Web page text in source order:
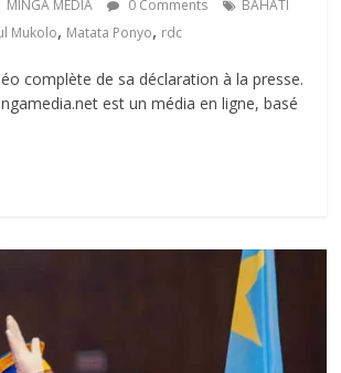
MINGA MÉDIA 0 Comments
BAHATI
Mukolo, Matata Ponyo, rdc
complète de sa déclaration à la presse.
est un média en ligne, basé